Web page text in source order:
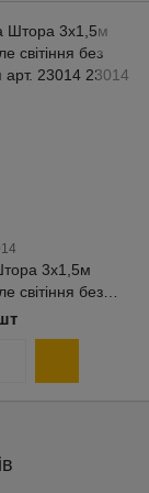
3x1,5м
світіння без
23014